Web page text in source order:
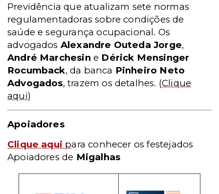
Previdência que atualizam sete normas
regulamentadoras sobre condições de
saúde e segurança ocupacional. Os
advogados Alexandre Outeda Jorge,
André Marchesin e Dérick Mensinger
Rocumback, da banca Pinheiro Neto
Advogados, trazem os detalhes. (Clique
aqui)
Apoiadores
Clique aqui para conhecer os festejados
Apoiadores de Migalhas